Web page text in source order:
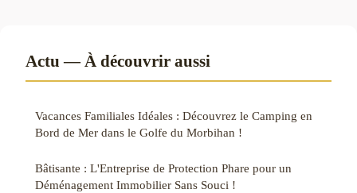
Actu — À découvrir aussi
Vacances Familiales Idéales : Découvrez le Camping en
Bord de Mer dans le Golfe du Morbihan !
Bâtisante : L'Entreprise de Protection Phare pour un
Déménagement Immobilier Sans Souci !